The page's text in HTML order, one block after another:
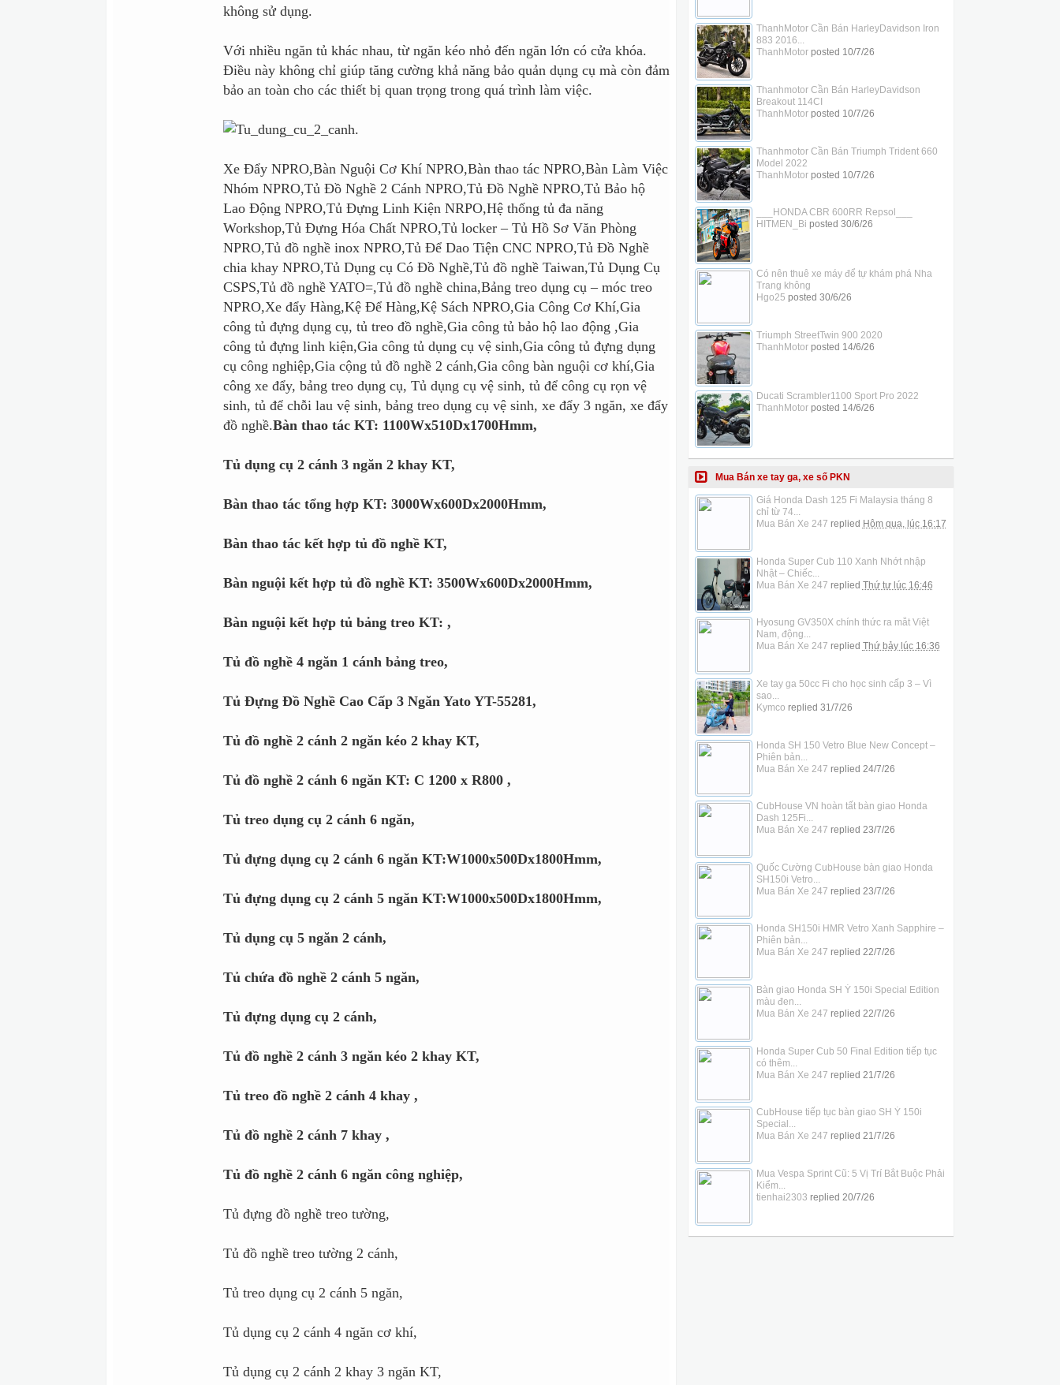
không sử dụng.
Với nhiều ngăn tủ khác nhau, từ ngăn kéo nhỏ đến ngăn lớn có cửa khóa.
Điều này không chỉ giúp tăng cường khả năng bảo quản dụng cụ mà còn đảm
bảo an toàn cho các thiết bị quan trọng trong quá trình làm việc.
Xe Đẩy NPRO,Bàn Nguội Cơ Khí NPRO,Bàn thao tác NPRO,Bàn Làm Việc
Nhóm NPRO,Tủ Đồ Nghề 2 Cánh NPRO,Tủ Đồ Nghề NPRO,Tủ Bảo hộ
Lao Động NPRO,Tủ Đựng Linh Kiện NRPO,Hệ thống tủ đa năng
Workshop,Tủ Đựng Hóa Chất NPRO,Tủ locker – Tủ Hồ Sơ Văn Phòng
NPRO,Tủ đồ nghề inox NPRO,Tủ Để Dao Tiện CNC NPRO,Tủ Đồ Nghề
chia khay NPRO,Tủ Dụng cụ Có Đồ Nghề,Tủ đồ nghề Taiwan,Tủ Dụng Cụ
CSPS,Tủ đồ nghề YATO=,Tủ đồ nghề china,Bảng treo dụng cụ – móc treo
NPRO,Xe đẩy Hàng,Kệ Để Hàng,Kệ Sách NPRO,Gia Công Cơ Khí,Gia
công tủ đựng dụng cụ, tủ treo đồ nghề,Gia công tủ bảo hộ lao động ,Gia
công tủ đựng linh kiện,Gia công tủ dụng cụ vệ sinh,Gia công tủ đựng dụng
cụ công nghiệp,Gia cộng tủ đồ nghề 2 cánh,Gia công bàn nguội cơ khí,Gia
công xe đẩy, bảng treo dụng cụ, Tủ dụng cụ vệ sinh, tủ để công cụ rọn vệ
sinh, tủ để chỗi lau vệ sinh, bảng treo dụng cụ vệ sinh, xe đẩy 3 ngăn, xe đẩy
đồ nghề.Bàn thao tác KT: 1100Wx510Dx1700Hmm,
Tủ dụng cụ 2 cánh 3 ngăn 2 khay KT,
Bàn thao tác tổng hợp KT: 3000Wx600Dx2000Hmm,
Bàn thao tác kết hợp tủ đồ nghề KT,
Bàn nguội kết hợp tủ đồ nghề KT: 3500Wx600Dx2000Hmm,
Bàn nguội kết hợp tủ bảng treo KT: ,
Tủ đồ nghề 4 ngăn 1 cánh bảng treo,
Tủ Đựng Đồ Nghề Cao Cấp 3 Ngăn Yato YT-55281,
Tủ đồ nghề 2 cánh 2 ngăn kéo 2 khay KT,
Tủ đồ nghề 2 cánh 6 ngăn KT: C 1200 x R800 ,
Tủ treo dụng cụ 2 cánh 6 ngăn,
Tủ đựng dụng cụ 2 cánh 6 ngăn KT:W1000x500Dx1800Hmm,
Tủ đựng dụng cụ 2 cánh 5 ngăn KT:W1000x500Dx1800Hmm,
Tủ dụng cụ 5 ngăn 2 cánh,
Tủ chứa đồ nghề 2 cánh 5 ngăn,
Tủ đựng dụng cụ 2 cánh,
Tủ đồ nghề 2 cánh 3 ngăn kéo 2 khay KT,
Tủ treo đồ nghề 2 cánh 4 khay ,
Tủ đồ nghề 2 cánh 7 khay ,
Tủ đồ nghề 2 cánh 6 ngăn công nghiệp,
Tủ đựng đồ nghề treo tường,
Tủ đồ nghề treo tường 2 cánh,
Tủ treo dụng cụ 2 cánh 5 ngăn,
Tủ dụng cụ 2 cánh 4 ngăn cơ khí,
Tủ dụng cụ 2 cánh 2 khay 3 ngăn KT,
ThanhMotor Cần Bán HarleyDavidson Iron
883 2016...
ThanhMotorposted 10/7/26
Thanhmotor Cần Bán HarleyDavidson
Breakout 114CI
ThanhMotorposted 10/7/26
Thanhmotor Cần Bán Triumph Trident 660
Model 2022
ThanhMotorposted 10/7/26
___HONDA CBR 600RR Repsol___
HITMEN_Bi posted 30/6/26
Có nên thuê xe máy để tự khám phá Nha
Trang không
Hgo25 posted 30/6/26
Triumph StreetTwin 900 2020
ThanhMotorposted 14/6/26
Ducati Scrambler1100 Sport Pro 2022
ThanhMotorposted 14/6/26
Mua Bán xe tay ga, xe số PKN
Giá Honda Dash 125 Fi Malaysia tháng 8
chỉ từ 74...
Mua Bán Xe 247 replied Hôm qua, lúc 16:17
Honda Super Cub 110 Xanh Nhớt nhập
Nhật – Chiếc...
Mua Bán Xe 247 replied Thứ tư lúc 16:46
Hyosung GV350X chính thức ra mắt Việt
Nam, động...
Mua Bán Xe 247 replied Thứ bảy lúc 16:36
Xe tay ga 50cc Fi cho học sinh cấp 3 – Vì
sao...
Kymco replied 31/7/26
Honda SH 150 Vetro Blue New Concept –
Phiên bản...
Mua Bán Xe 247 replied 24/7/26
CubHouse VN hoàn tất bàn giao Honda
Dash 125Fi...
Mua Bán Xe 247 replied 23/7/26
Quốc Cường CubHouse bàn giao Honda
SH150i Vetro...
Mua Bán Xe 247 replied 23/7/26
Honda SH150i HMR Vetro Xanh Sapphire –
Phiên bản...
Mua Bán Xe 247 replied 22/7/26
Bàn giao Honda SH Ý 150i Special Edition
màu đen...
Mua Bán Xe 247 replied 22/7/26
Honda Super Cub 50 Final Edition tiếp tục
có thêm...
Mua Bán Xe 247 replied 21/7/26
CubHouse tiếp tục bàn giao SH Ý 150i
Special...
Mua Bán Xe 247 replied 21/7/26
Mua Vespa Sprint Cũ: 5 Vị Trí Bắt Buộc Phải
Kiểm...
tienhai2303 replied 20/7/26